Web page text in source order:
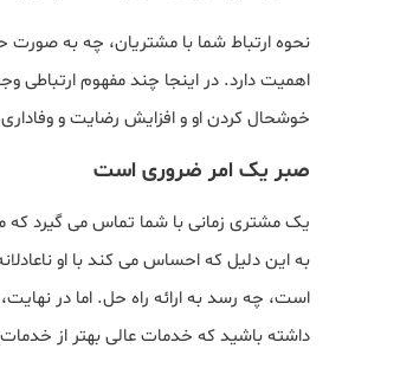
نحوه ارتباط شما با مشتریان، چه به صورت
اهمیت دارد. در اینجا چند مفهوم ارتباطی
خوشحال کردن او و افزایش رضایت و
صبر یک امر ضروری است
یک مشتری زمانی با شما تماس می گیرد که
به این دلیل که احساس می کند با او
است، چه رسد به ارائه راه حل. اما در
داشته باشید که خدمات عالی بهتر از